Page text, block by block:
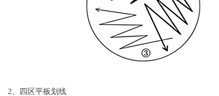
2、四区平板划线